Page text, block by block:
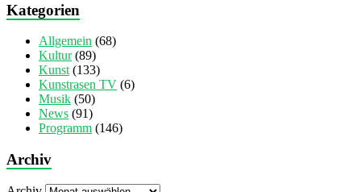
Kategorien
Allgemein (68)
Kultur(89)
Kunst(133)
Kunstrasen TV (6)
Musik (50)
News (91)
Programm (146)
Archiv